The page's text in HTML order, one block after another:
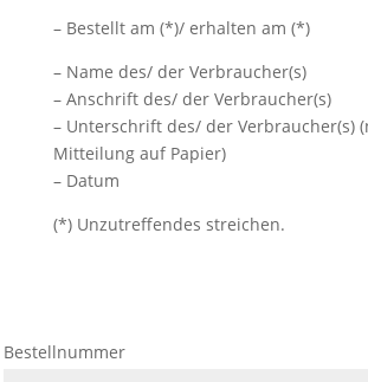
– Bestellt am (*)/ erhalten am (*)
– Name des/ der Verbraucher(s)
– Anschrift des/ der Verbraucher(s)
– Unterschrift des/ der Verbraucher(s)
Mitteilung auf Papier)
– Datum
(*) Unzutreffendes streichen.
Bestellnummer